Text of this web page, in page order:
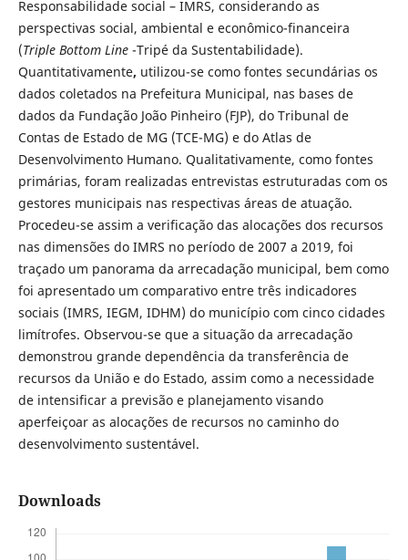
Responsabilidade social – IMRS, considerando as
perspectivas social, ambiental e econômico-financeira
(Triple Bottom Line-Tripé da Sustentabilidade).
Quantitativamente, utilizou-se como fontes secundárias os
dados coletados na Prefeitura Municipal, nas bases de
dados da Fundação João Pinheiro (FJP), do Tribunal de
Contas de Estado de MG (TCE-MG) e do Atlas de
Desenvolvimento Humano. Qualitativamente, como fontes
primárias, foram realizadas entrevistas estruturadas com os
gestores municipais nas respectivas áreas de atuação.
Procedeu-se assim a verificação das alocações dos recursos
nas dimensões do IMRS no período de 2007 a 2019, foi
traçado um panorama da arrecadação municipal, bem como
foi apresentado um comparativo entre três indicadores
sociais (IMRS, IEGM, IDHM) do município com cinco cidades
limítrofes. Observou-se que a situação da arrecadação
demonstrou grande dependência da transferência de
recursos da União e do Estado, assim como a necessidade
de intensificar a previsão e planejamento visando
aperfeiçoar as alocações de recursos no caminho do
desenvolvimento sustentável.
Downloads